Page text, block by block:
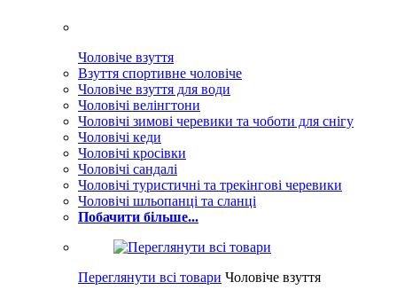
Чоловіче взуття
Взуття спортивне чоловіче
Чоловіче взуття для води
Чоловічі велінгтони
Чоловічі зимові черевики та чоботи для снігу
Чоловічі кеди
Чоловічі кросівки
Чоловічі сандалі
Чоловічі туристичні та трекінгові черевики
Чоловічі шльопанці та сланці
Побачити більше...
Переглянути всі товари Чоловіче взуття